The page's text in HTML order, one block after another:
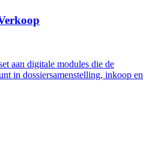
aan digitale modules die de
in dossiersamenstelling, inkoop en